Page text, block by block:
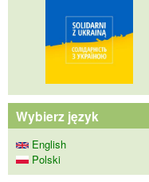
Wybierz język
English
Polski